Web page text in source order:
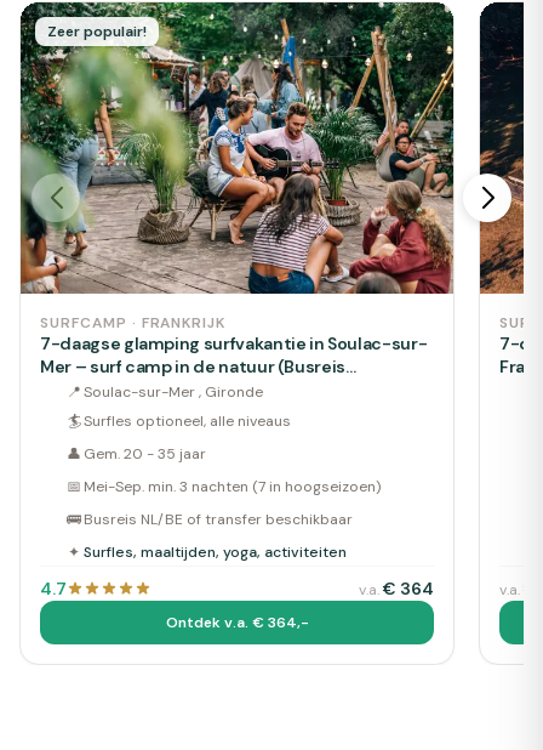
Zeer populair!
SURFCAMP · FRANKRIJK
7-daagse glamping surfvakantie in Soulac-sur-
Mer – surf camp in de natuur (Busreis
Optioneel)
📍Soulac-sur-Mer , Gironde
🏄Surfles optioneel, alle niveaus
👤 Gem. 20 - 35 jaar
📅 Mei-Sep. min. 3 nachten (7 in hoogseizoen)
🚌Busreis NL/BE of transfer beschikbaar
✦ Surfles, maaltijden, yoga, activiteiten
4.7 v.a.€ 364
Ontdek v.a. € 364,-
7-
v.a.